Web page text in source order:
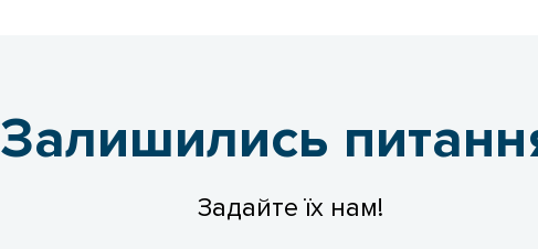
Залишились
Задайте їх нам!